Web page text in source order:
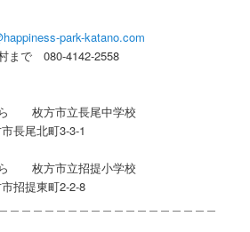
park-katano.com
で 080-4142-2558
ら 枚方市立長尾中学校
長尾北町3-3-1
ら 枚方市立招提小学校
招提東町2-2-8